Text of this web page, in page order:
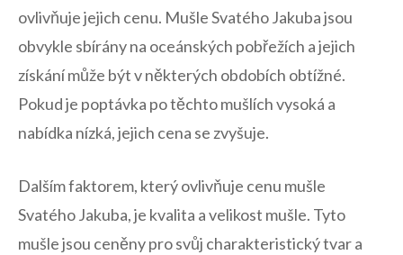
ovlivňuje⁣ jejich cenu. Mušle Svatého Jakuba jsou
obvykle sbírány na oceánských pobřežích a jejich
získání může být ⁣v některých obdobích ‌obtížné.
Pokud je poptávka ⁤po těchto mušlích vysoká a
⁤nabídka nízká,⁢ jejich cena se zvyšuje.
Dalším faktorem, který ovlivňuje cenu mušle
Svatého Jakuba, je kvalita a velikost mušle. Tyto
mušle jsou ⁣ceněny pro svůj charakteristický tvar ‍a